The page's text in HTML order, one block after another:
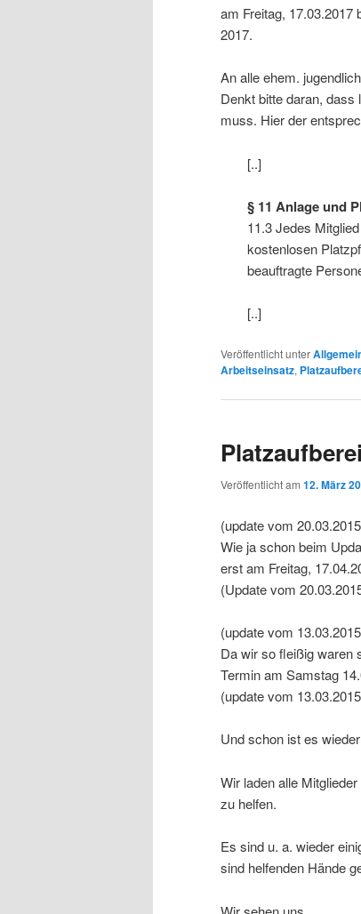
am Freitag, 17.03.2017
2017.
An alle ehem.
Denkt bitte daran,
muss. Hier der
[..]
§ 11 Anlage und
11.3 Jedes
kostenlosen
beauftragte
[..]
Veröffentlicht unter
Arbeitseinsatz,
Veröffentlicht am 12. März
(update vom
Wie ja schon beim
erst am Freitag,
(Update vom
(update vom
Da wir so fleißig waren
Termin am Samstag
(update vom
Und schon ist es
Wir laden alle
zu helfen.
Es sind u. a. wieder
sind helfenden Hände